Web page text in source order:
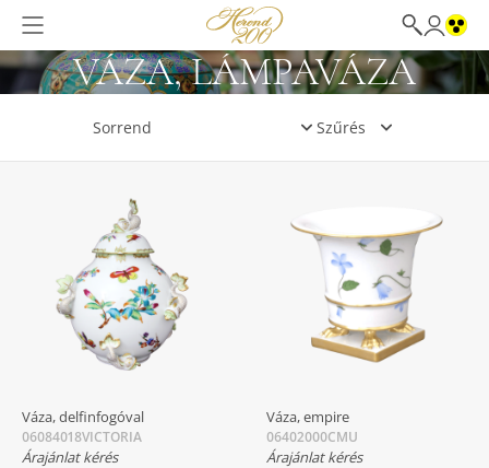
VÁZA, LÁMPAVÁZA
Szűrés
Váza, delfinfogóval
06084018VICTORIA
Árajánlat kérés
Váza, empire
06402000CMU
Árajánlat kérés